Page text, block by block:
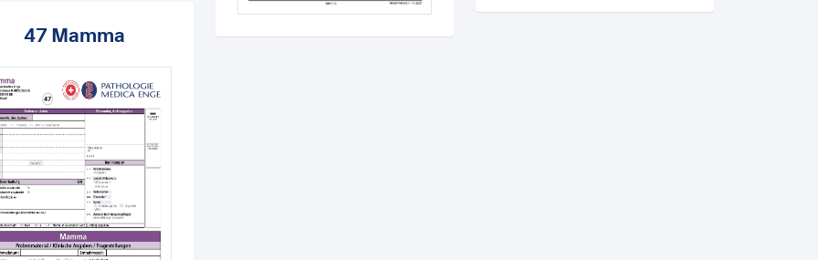
47 Mamma